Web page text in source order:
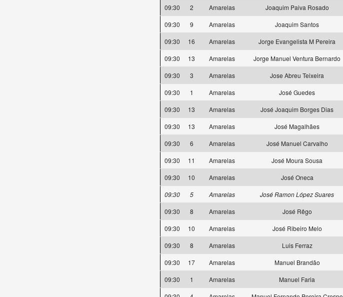
09:30
2 Amarelas Joaquim Paiva Rosado
09:30
9 Amarelas Joaquim Santos
09:30
16 Amarelas Jorge Evangelista M Pereira
09:30
13 Amarelas Jorge Manuel Ventura Bernardo
09:30
3 Amarelas Jose Abreu Teixeira
09:30
1 Amarelas José Guedes
09:30
13 Amarelas José Joaquim Borges Dias
09:30
13 Amarelas José Magalhães
09:30
6 Amarelas José Manuel Carvalho
09:30
11 Amarelas José Moura Sousa
09:30
10 Amarelas José Oneca
09:30
5 Amarelas José Ramon López Suares
09:30
8 Amarelas José Rêgo
09:30
10 Amarelas José Ribeiro Melo
09:30
8 Amarelas Luis Ferraz
09:30
17 Amarelas Manuel Brandão
09:30
1 Amarelas Manuel Faria